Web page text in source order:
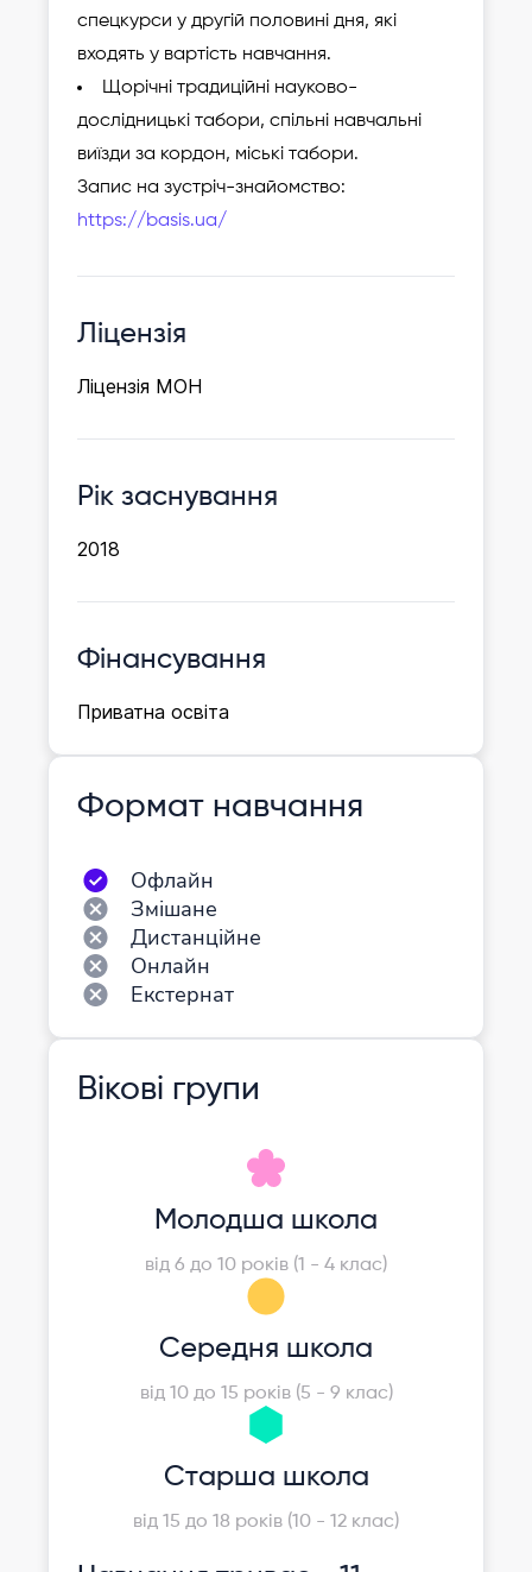
спецкурси у другій половині дня, які
входять у вартість навчання.
Щорічні традиційні науково-
дослідницькі табори, спільні навчальні
виїзди за кордон, міські табори.
Запис на зустріч-знайомство:
https://basis.ua/
Ліцензія
Ліцензія МОН
Рік заснування
2018
Фінансування
Приватна освіта
Формат навчання
Офлайн
Змішане
Дистанційне
Онлайн
Екстернат
Вікові групи
Молодша школа
від 6 до 10 років (1 - 4 клас)
Середня школа
від 10 до 15 років (5 - 9 клас)
Старша школа
від 15 до 18 років (10 - 12 клас)